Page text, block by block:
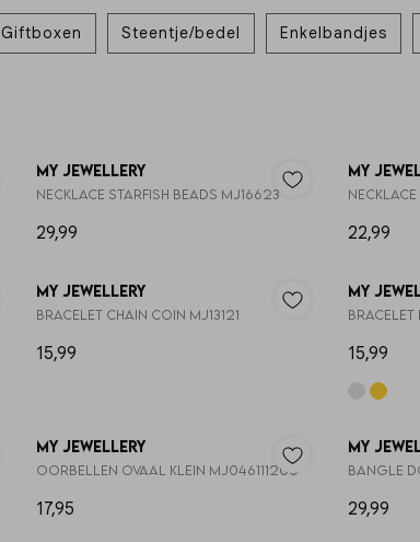
Giftboxen Steentje/bedel Enkelbandjes
My Jewellery
Necklace starfish beads MJ16623
29,99
My
22,99
My Jewellery
Bracelet chain coin MJ13121
15,99
My
Bracelet
15,99
My Jewellery
Oorbellen ovaal klein MJ046111200
17,95
My
Bangle
29,99